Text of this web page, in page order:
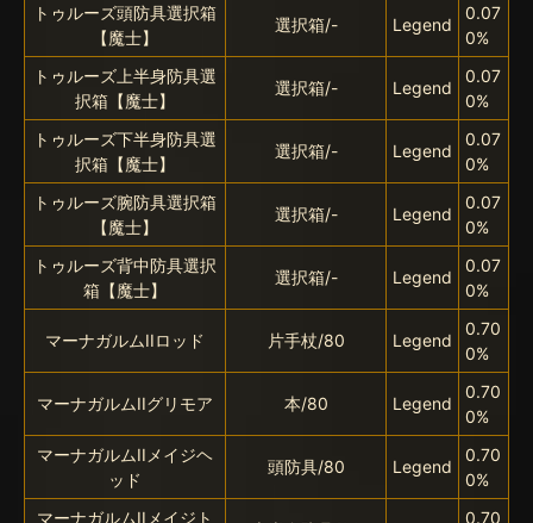
トゥルーズ頭防具選択箱
【魔士】
選択箱/- Legend
0.07
0%
トゥルーズ上半身防具選
択箱【魔士】
選択箱/- Legend
0.07
0%
トゥルーズ下半身防具選
択箱【魔士】
選択箱/- Legend
0.07
0%
トゥルーズ腕防具選択箱
【魔士】
選択箱/- Legend
0.07
0%
トゥルーズ背中防具選択
箱【魔士】
選択箱/- Legend
0.07
0%
マーナガルムIIロッド 片手杖/80 Legend
0.70
0%
マーナガルムIIグリモア 本/80 Legend
0.70
0%
マーナガルムIIメイジヘ
ッド
頭防具/80 Legend
0.70
0%
マーナガルムIIメイジト
0.70